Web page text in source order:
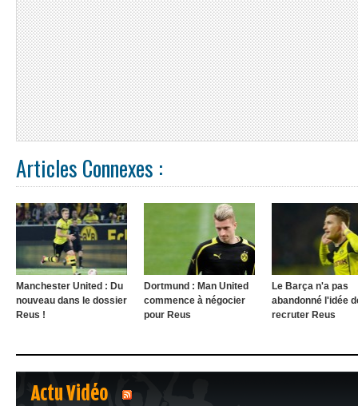
Articles Connexes :
Manchester United : Du
nouveau dans le dossier
Reus !
Dortmund : Man United
commence à négocier
pour Reus
Le Barça n'a pas
abandonné l'idée
recruter Reus
Actu Vidéo
1 2